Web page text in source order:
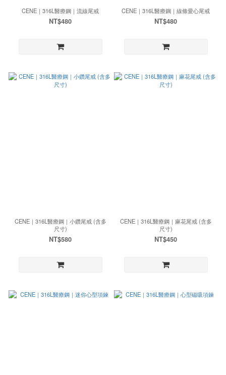
CENE｜316L醫療鋼｜流線尾戒
NT$480
CENE｜316L醫療鋼｜線條愛心尾戒
NT$480
CENE｜316L醫療鋼｜小鑽尾戒 (含多
尺寸)
NT$580
CENE｜316L醫療鋼｜麻花尾戒 (含多
尺寸)
NT$450